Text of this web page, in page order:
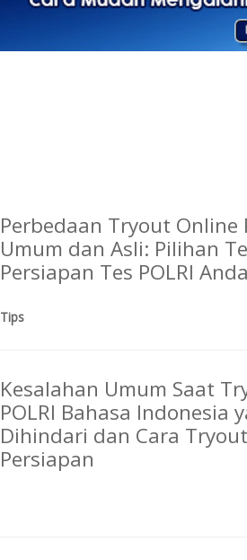
Perbedaan Tryout Online
Umum dan Asli: Pilihan
Persiapan Tes POLRI Anda
Tips
Kesalahan Umum Saat
POLRI Bahasa Indonesia
Dihindari dan Cara
Persiapan